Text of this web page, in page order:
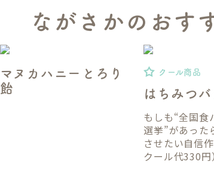
ながさかのおす
マヌカハニーとろり
飴
はちみつバ
クール商品
もしも“全国食
選挙”があった
させたい自信
クール代330円）